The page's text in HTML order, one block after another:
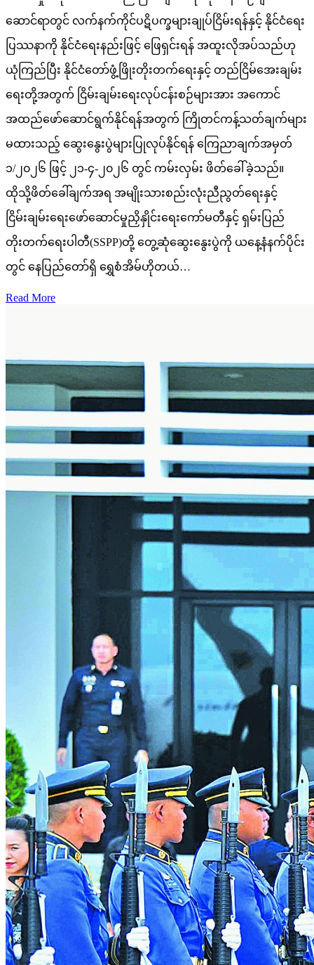
ဆောင်ရာတွင် လက်နက်ကိုင်ပဋိပက္ခများချုပ်ငြိမ်းရန်နှင့် နိုင်ငံရေး
ပြဿနာကို နိုင်ငံရေးနည်းဖြင့် ဖြေရှင်းရန် အထူးလိုအပ်သည်ဟု
ယုံကြည်ပြီး နိုင်ငံတော်ဖွံ့ဖြိုးတိုးတက်ရေးနှင့် တည်ငြိမ်အေးချမ်း
ရေးတို့အတွက် ငြိမ်းချမ်းရေးလုပ်ငန်းစဉ်များအား အကောင်
အထည်ဖော်ဆောင်ရွက်နိုင်ရန်အတွက် ကြိုတင်ကန့်သတ်ချက်များ
မထားသည့် ဆွေးနွေးပွဲများပြုလုပ်နိုင်ရန် ကြေညာချက်အမှတ်
၁/၂၀၂၆ ဖြင့် ၂၁-၄-၂၀၂၆ တွင် ကမ်းလှမ်း ဖိတ်ခေါ်ခဲ့သည်။
ထိုသို့ဖိတ်ခေါ်ချက်အရ အမျိုးသားစည်းလုံးညီညွတ်ရေးနှင့်
ငြိမ်းချမ်းရေးဖော်ဆောင်မှုညှိနှိုင်းရေးကော်မတီနှင့် ရှမ်းပြည်
တိုးတက်ရေးပါတီ(SSPP)တို့ တွေ့ဆုံဆွေးနွေးပွဲကို ယနေ့နံနက်ပိုင်း
တွင် နေပြည်တော်ရှိ ရွှေစံအိမ်ဟိုတယ်…
Read More